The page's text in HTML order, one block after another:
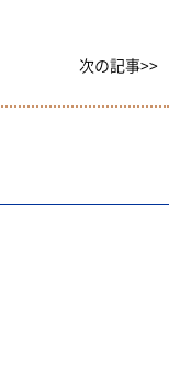
次の記事>>